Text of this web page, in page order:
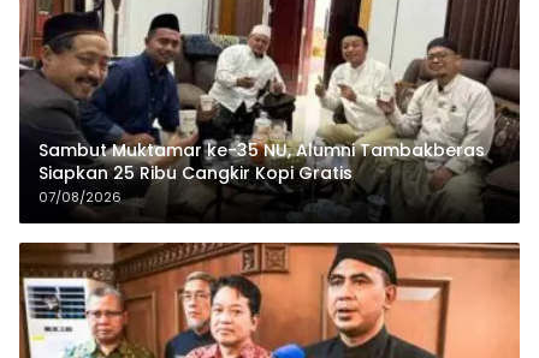
Sambut Muktamar ke-35 NU, Alumni Tambakberas
Siapkan 25 Ribu Cangkir Kopi Gratis
07/08/2026